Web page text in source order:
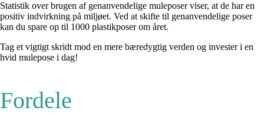
Statistik over brugen af genanvendelige muleposer viser, at de har en
positiv indvirkning på miljøet. Ved at skifte til genanvendelige poser
kan du spare op til 1000 plastikposer om året.
Tag et vigtigt skridt mod en mere bæredygtig verden og invester i en
hvid mulepose i dag!
Fordele